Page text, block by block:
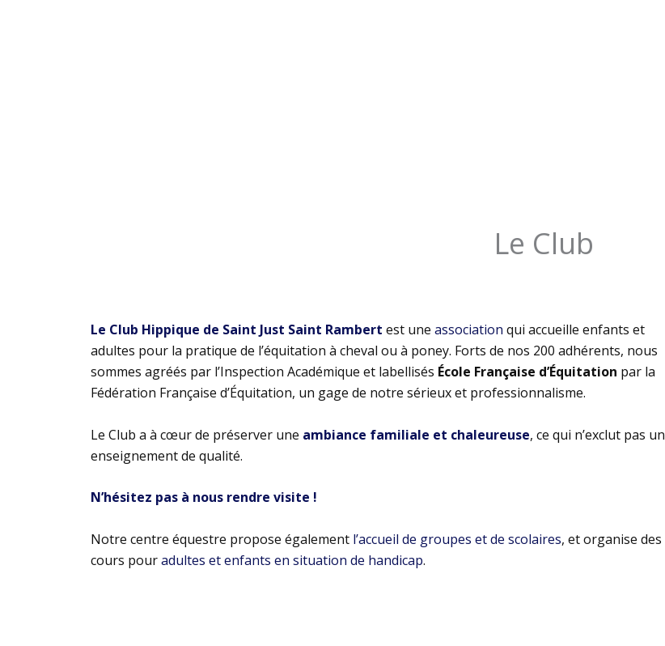
Le Club
Le Club Hippique de Saint Just Saint Rambert est une association qui accueille enfants et
adultes pour la pratique de l’équitation à cheval ou à poney. Forts de nos 200 adhérents, nous
sommes agréés par l’Inspection Académique et labellisés École Française d’Équitation par la
Fédération Française d’Équitation, un gage de notre sérieux et professionnalisme.
Le Club a à cœur de préserver une ambiance familiale et chaleureuse, ce qui n’exclut pas un
enseignement de qualité.
N’hésitez pas à nous rendre visite !
Notre centre équestre propose également l’accueil de groupes et de scolaires, et organise des
cours pouradultes et enfants en situation de handicap.